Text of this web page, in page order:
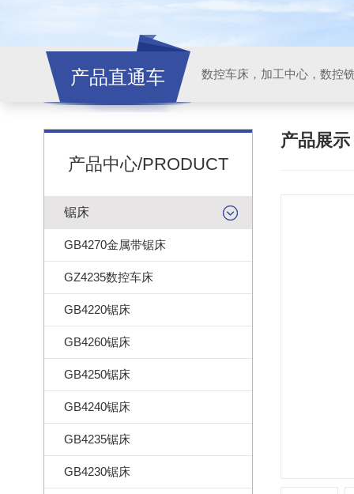
产品直通车
产品中心/PRODUCT
锯床
GB4270金属带锯床
GZ4235数控车床
GB4220锯床
GB4260锯床
GB4250锯床
GB4240锯床
GB4235锯床
GB4230锯床
产品展示